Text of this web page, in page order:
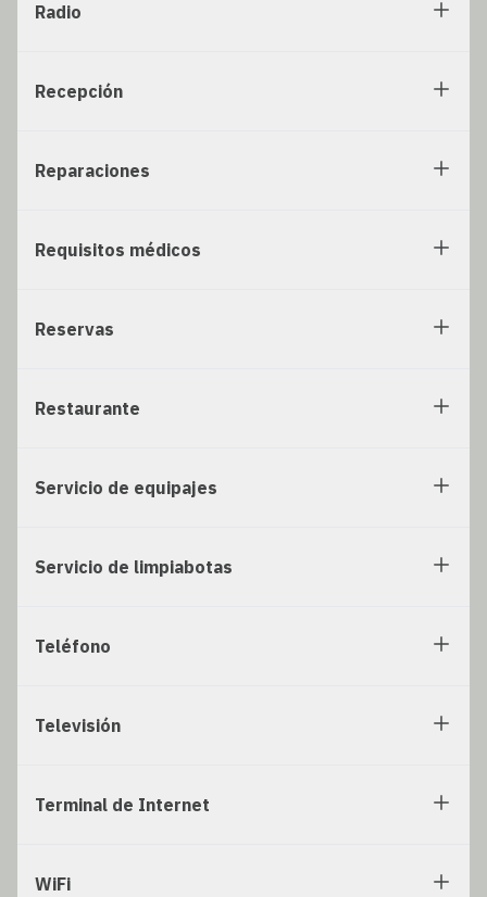
Radio
Recepción
Reparaciones
Requisitos médicos
Reservas
Restaurante
Servicio de equipajes
Servicio de limpiabotas
Teléfono
Televisión
Terminal de Internet
WiFi